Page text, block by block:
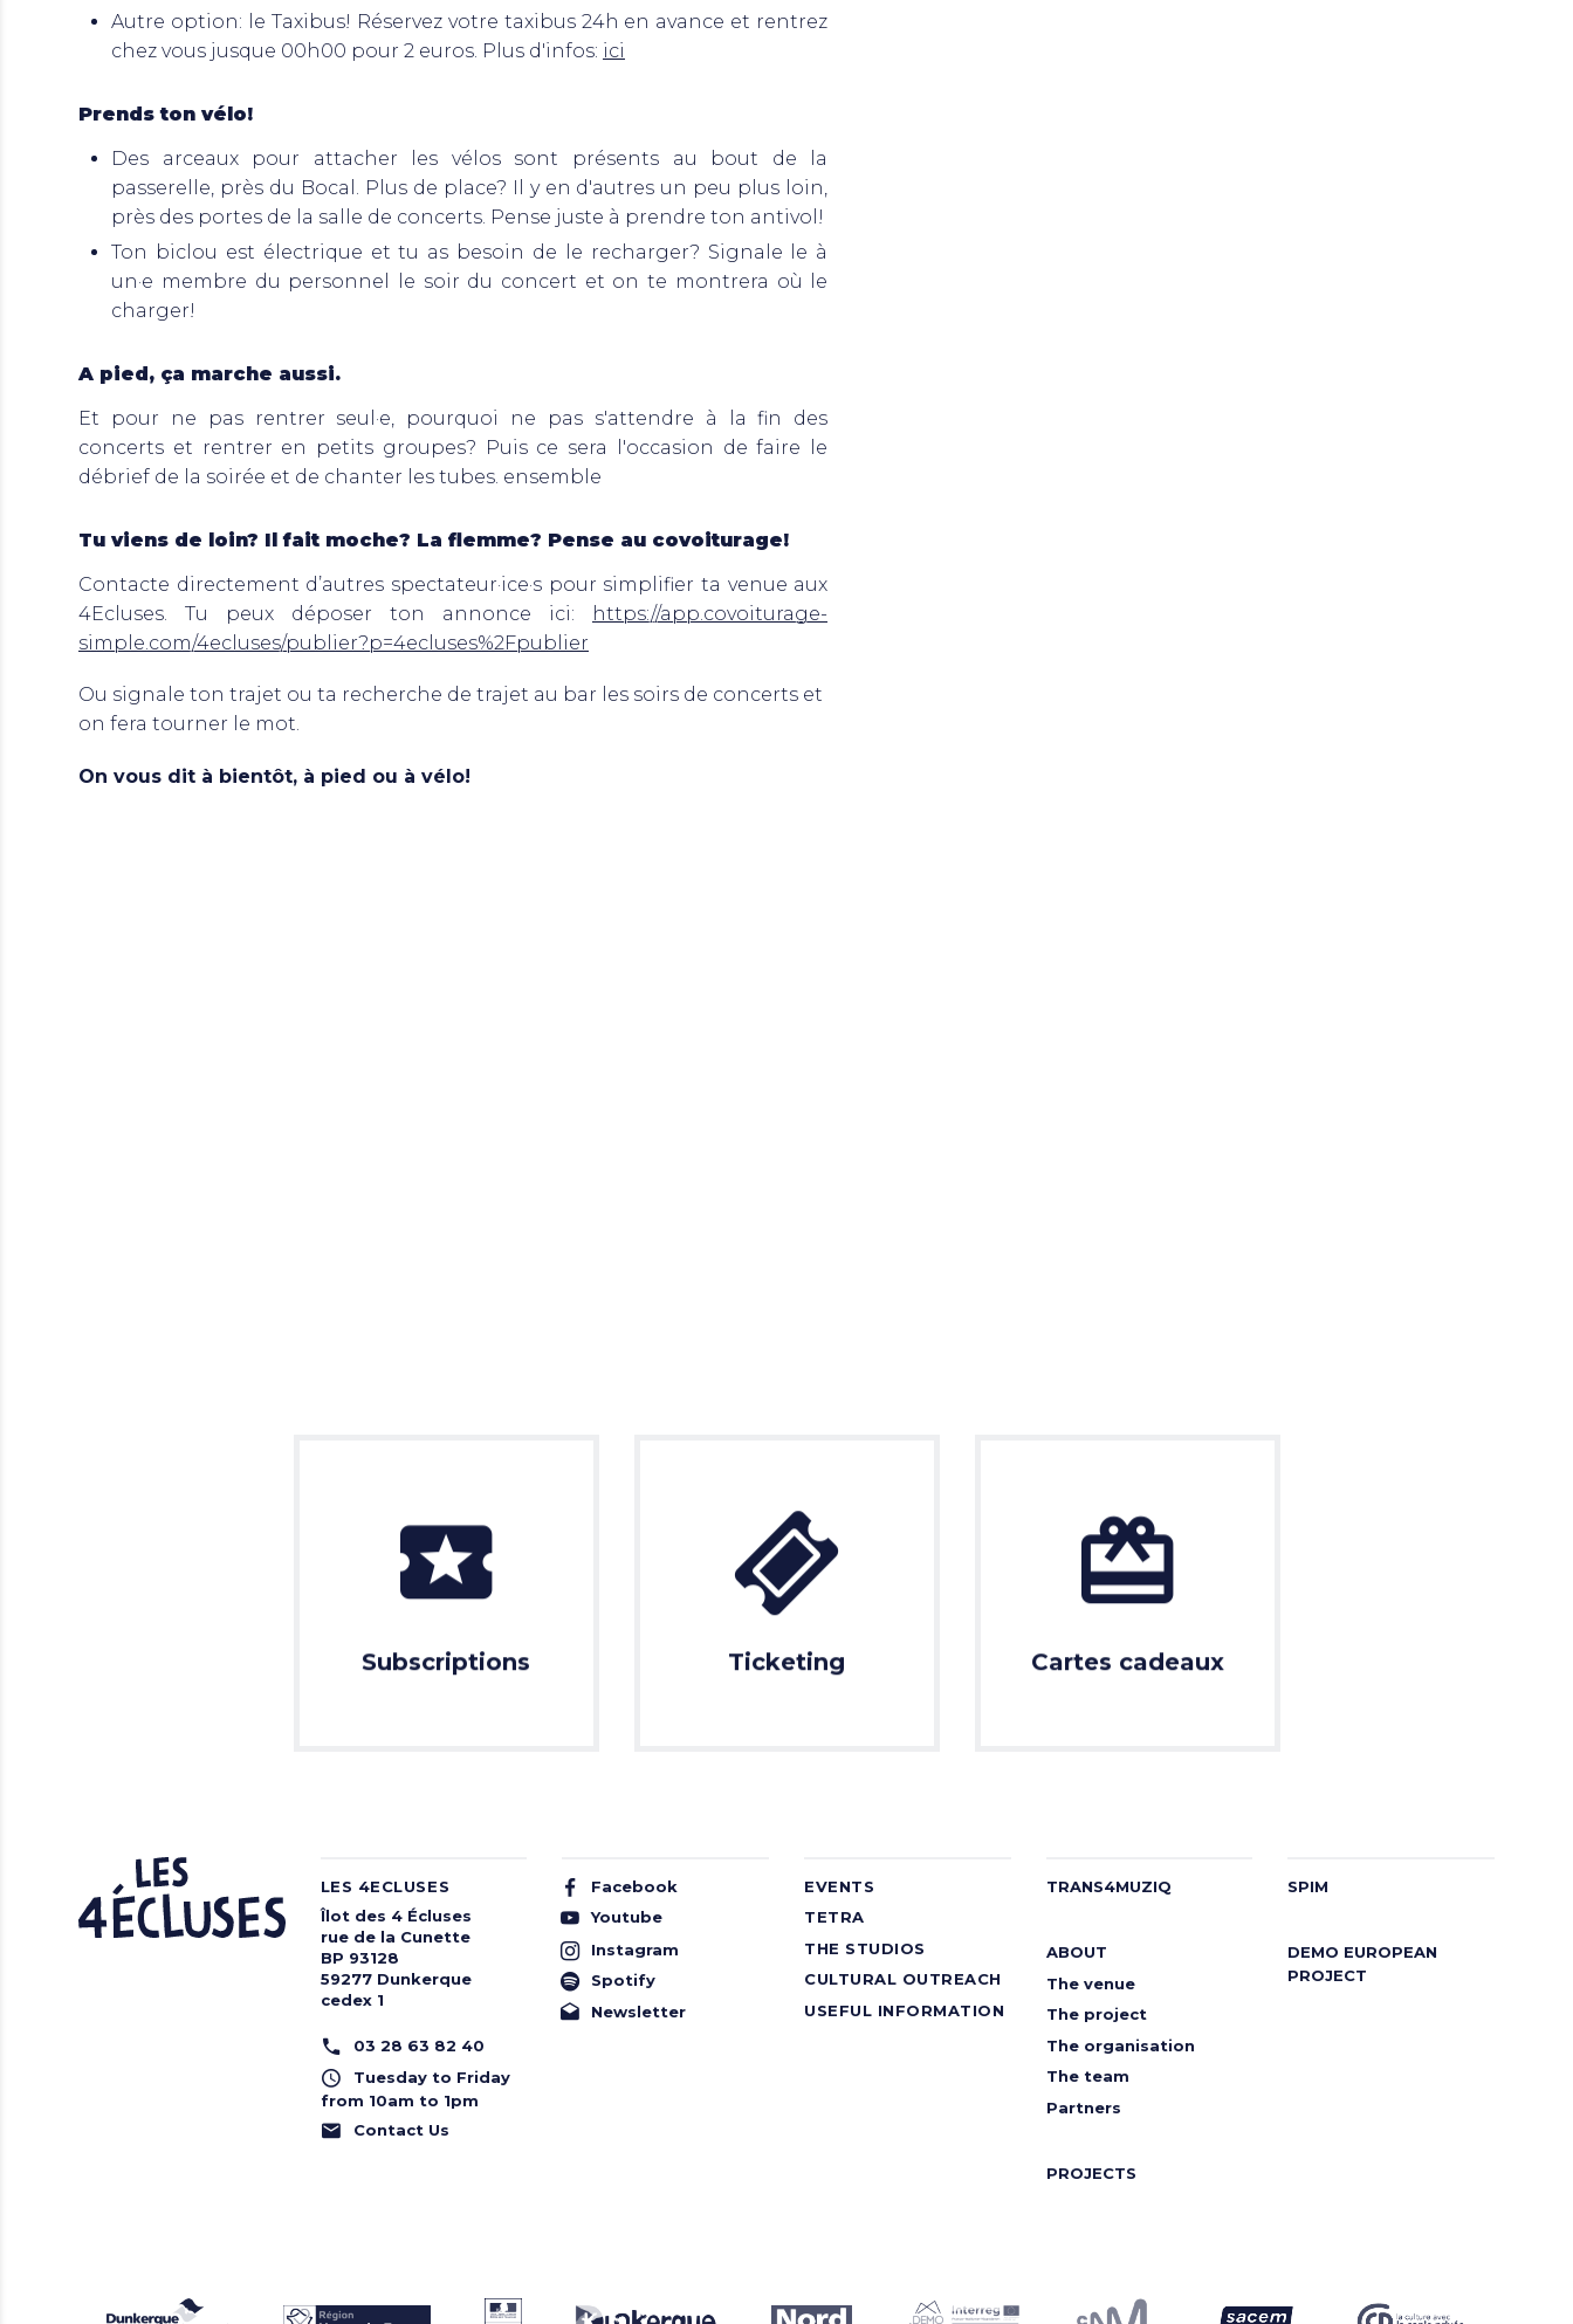
Autre option: le Taxibus! Réservez votre taxibus 24h en avance et rentrez
chez vous jusque 00h00 pour 2 euros. Plus d'infos: ici
Prends ton vélo!
Des arceaux pour attacher les vélos sont présents au bout de la
passerelle, près du Bocal. Plus de place? Il y en d'autres un peu plus loin,
près des portes de la salle de concerts. Pense juste à prendre ton antivol!
Ton biclou est électrique et tu as besoin de le recharger? Signale le à
un·e membre du personnel le soir du concert et on te montrera où le
charger!
A pied, ça marche aussi.
Et pour ne pas rentrer seul·e, pourquoi ne pas s'attendre à la fin des
concerts et rentrer en petits groupes? Puis ce sera l'occasion de faire le
débrief de la soirée et de chanter les tubes. ensemble
Tu viens de loin? Il fait moche? La flemme? Pense au covoiturage!
Contacte directement d’autres spectateur·ice·s pour simplifier ta venue aux
4Ecluses. Tu peux déposer ton annonce ici: https://app.covoiturage-
simple.com/4ecluses/publier?p=4ecluses%2Fpublier
Ou signale ton trajet ou ta recherche de trajet au bar les soirs de concerts et
on fera tourner le mot.
On vous dit à bientôt, à pied ou à vélo!
Subscriptions Ticketing Cartes cadeaux
LES 4ECLUSES
Îlot des 4 Écluses
rue de la Cunette
BP 93128
59277 Dunkerque
cedex 1
03 28 63 82 40
Tuesday to Friday
from 10am to 1pm
Contact Us
Facebook
Youtube
Instagram
Spotify
Newsletter
EVENTS
TETRA
THE STUDIOS
CULTURAL OUTREACH
USEFUL INFORMATION
TRANS4MUZIQ SPIM
ABOUT
The venue
The project
The organisation
The team
Partners
DEMO EUROPEAN
PROJECT
PROJECTS